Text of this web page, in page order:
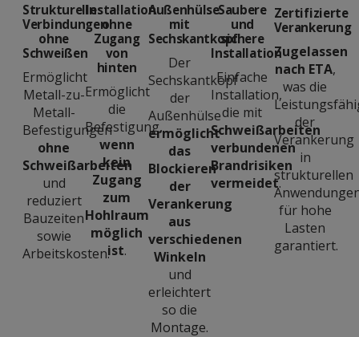
Strukturelle
Verbindungen
ohne
Schweißen
Ermöglicht
Metall-zu-
Metall-
Befestigungen
ohne
Schweißarbeiten
und
reduziert
Bauzeiten
sowie
Arbeitskosten.
Installation
ohne
Zugang
von
hinten
Ermöglicht
die
Befestigung,
wenn
kein
Zugang
zum
Hohlraum
möglich
ist.
Außenhülse
mit
Sechskantkopf
Der
Sechskantkopf
der
Außenhülse
ermöglicht
das
Blockieren
der
Verankerung
aus
verschiedenen
Winkeln
und
erleichtert
so die
Montage.
Saubere
und
sichere
Installation
Einfache
Installation,
die mit
Schweißarbeiten
verbundenen
Brandrisiken
vermeidet.
Zertifizierte
Verankerung
Zugelassen
nach ETA,
was die
der
Verankerung
in
strukturellen
für hohe
Lasten
garantiert.